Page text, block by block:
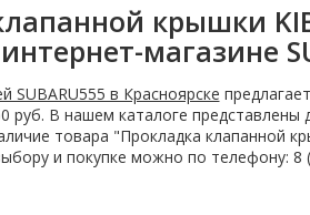
крышки
магазине
SUBARU555 в Красноярске
руб. В нашем каталоге представлены
товара "Прокладка клапанной
и покупке можно по телефону: 8